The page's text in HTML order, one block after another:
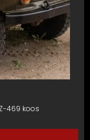
469 koos